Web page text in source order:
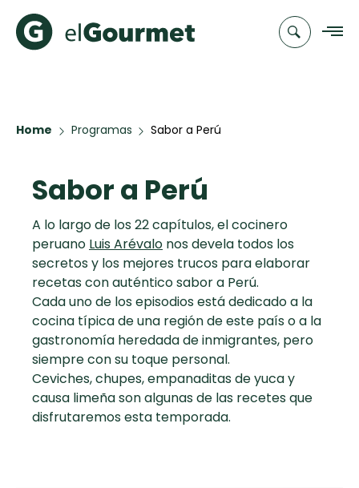
Hot Pancakes
Aguachile de
Camarón de
mi Papá
Key Lime Pie
Cupcakes y
A Pura Dulzura
Todas las
recetas
Novedades
Club
elGourmet
Home Programas Sabor a Perú
Sabor a Perú
A lo largo de los 22 capítulos, el cocinero
peruano Luis Arévalo nos devela todos los
secretos y los mejores trucos para elaborar
recetas con auténtico sabor a Perú.
Cada uno de los episodios está dedicado a la
cocina típica de una región de este país o a la
gastronomía heredada de inmigrantes, pero
siempre con su toque personal.
Ceviches, chupes, empanaditas de yuca y
causa limeña son algunas de las recetes que
disfrutaremos esta temporada.